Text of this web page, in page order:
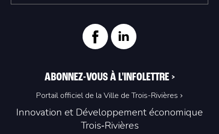
Innovation et Développement économique
Trois‑Rivières
ABONNEZ-VOUS À L'INFOLETTRE >
Portail officiel de la Ville de Trois-Rivières